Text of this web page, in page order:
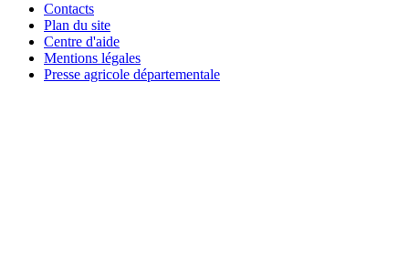
Contacts
Plan du site
Centre d'aide
Mentions légales
Presse agricole départementale